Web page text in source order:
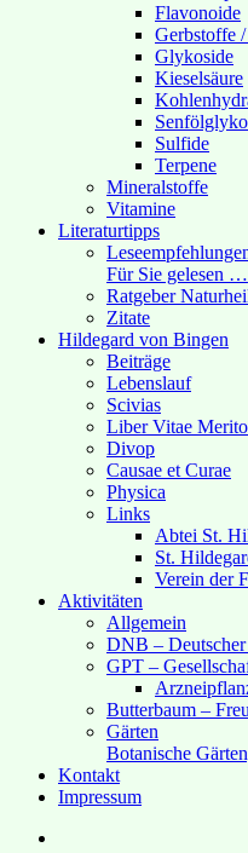
Flavonoide
Gerbstoffe
Glykoside
Kieselsäure
Sulfide
Terpene
Mineralstoffe
Vitamine
Literaturtipps
Für Sie gelesen …
Ratgeber
Zitate
Hildegard von Bingen
Beiträge
Lebenslauf
Scivias
Liber Vitae
Divop
Causae et Curae
Physica
Links
Abtei St.
St.
Verein der
Aktivitäten
Allgemein
DNB –
GPT –
Butterbaum –
Gärten
Botanische
Kontakt
Impressum